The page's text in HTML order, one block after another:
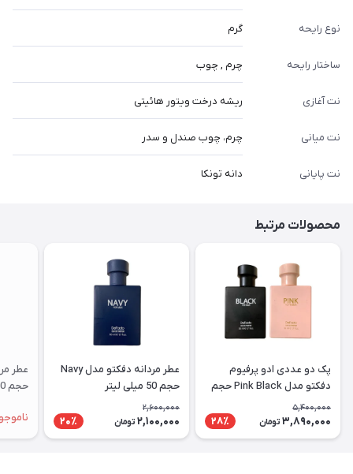
نوع رایحه گرم
ساختار رایحه چرم , چوب
نت آغازی ریشه درخت ویتور هائیتی
نت میانی چرم، چوب صندل و سدر
نت پایانی دانه تونکا
محصولات مرتبط
پک دو عددی ادو پرفیوم
دفکتو مدل ‌‌Pink Black حجم
5,400,000
3,890,000 تومان 28٪
عطر مردانه دفکتو مدل Navy
حجم 50 میلی لیتر
2,600,000
2,100,000 تومان 20٪
حجم 50 میلی لیتر